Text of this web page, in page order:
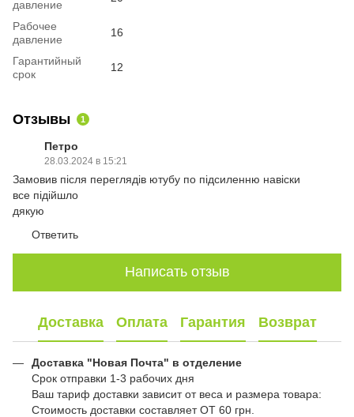
давление
Рабочее
давление
16
Гарантийный
срок
12
Отзывы 1
Петро
28.03.2024 в 15:21
Замовив після переглядів ютубу по підсиленню навіски
все підійшло
дякую
Ответить
Написать отзыв
Доставка Оплата Гарантия Возврат
Доставка "Новая Почта" в отделение
Срок отправки 1-3 рабочих дня
Ваш тариф доставки зависит от веса и размера товара:
Стоимость доставки составляет ОТ 60 грн.